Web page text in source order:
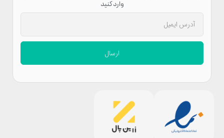
وارد کنید
ارسال